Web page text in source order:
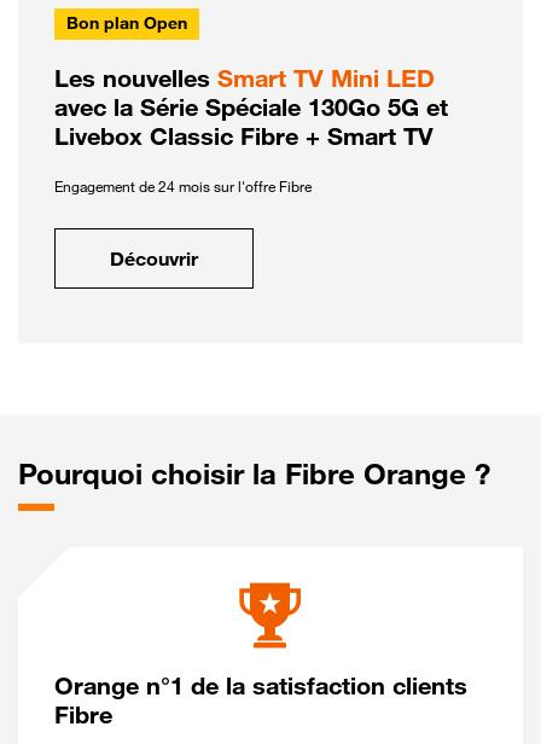
Bon plan Open
Les nouvelles Smart TV Mini LED
avec la Série Spéciale 130Go 5G et
Livebox Classic Fibre + Smart TV
Engagement de 24 mois sur l'offre Fibre
Découvrir
Pourquoi choisir la Fibre Orange ?
Orange n°1 de la satisfaction clients
Fibre